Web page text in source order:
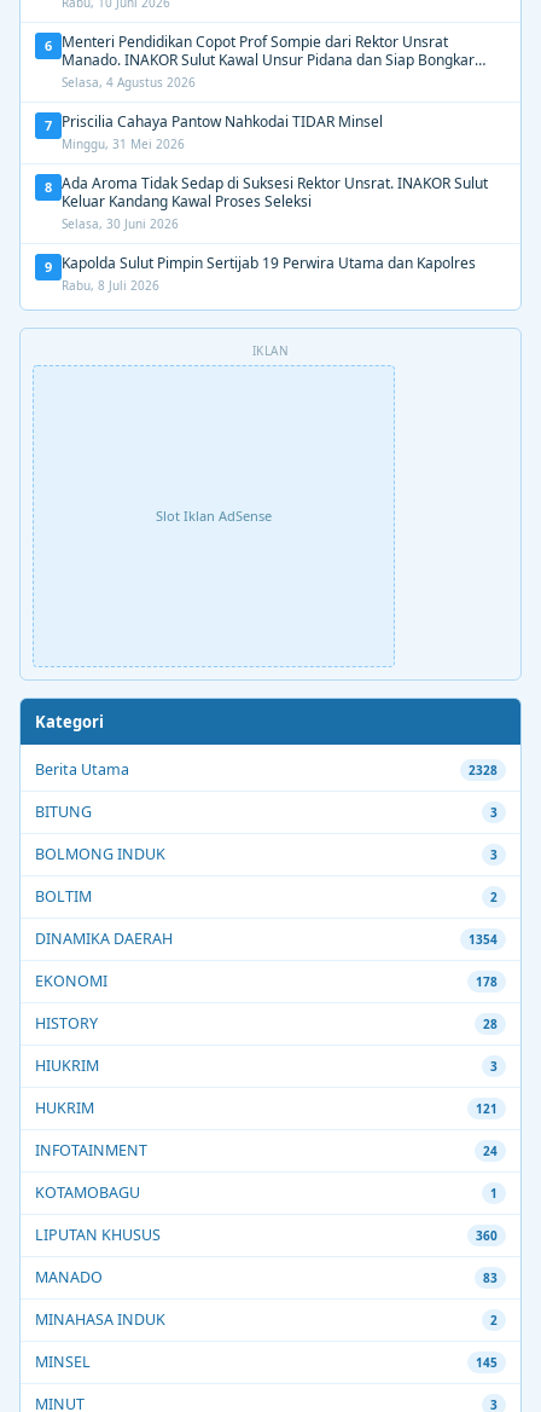
6 Menteri Pendidikan Copot Prof Sompie dari Rektor Unsrat
Manado. INAKOR Sulut Kawal Unsur Pidana dan Siap Bongkar
Aroma Busuk di Suksesi Rektor
Selasa, 4 Agustus 2026
7 Priscilia Cahaya Pantow Nahkodai TIDAR Minsel
Minggu, 31 Mei 2026
8 Ada Aroma Tidak Sedap di Suksesi Rektor Unsrat. INAKOR Sulut
Keluar Kandang Kawal Proses Seleksi
Selasa, 30 Juni 2026
9 Kapolda Sulut Pimpin Sertijab 19 Perwira Utama dan Kapolres
Rabu, 8 Juli 2026
IKLAN
Slot Iklan AdSense
Kategori
Berita Utama 2328
BITUNG 3
BOLMONG INDUK 3
BOLTIM 2
DINAMIKA DAERAH 1354
EKONOMI 178
HISTORY 28
HIUKRIM 3
HUKRIM 121
INFOTAINMENT 24
KOTAMOBAGU 1
LIPUTAN KHUSUS 360
MANADO 83
MINAHASA INDUK 2
MINSEL 145
MINUT 3